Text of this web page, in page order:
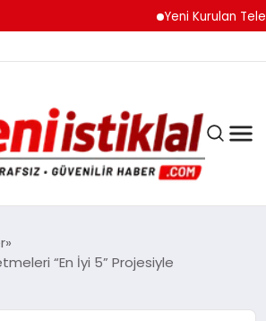
Yeni Kurulan
“En İyi 5” Projesiyle